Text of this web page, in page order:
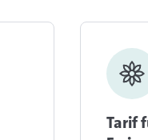
Tarif